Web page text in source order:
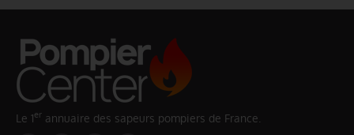
Le 1er annuaire des sapeurs pompiers de France.